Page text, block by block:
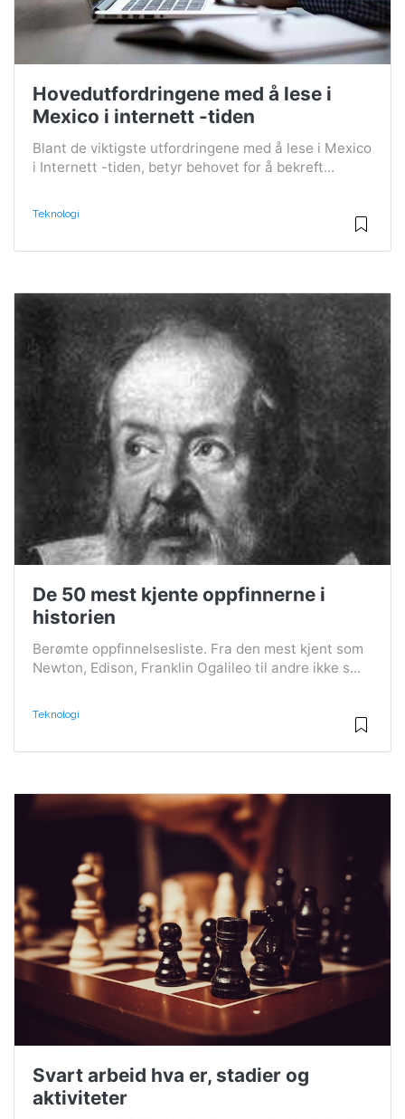
Hovedutfordringene med å lese i
Mexico i internett -tiden
Blant de viktigste utfordringene med å lese i Mexico
i Internett -tiden, betyr behovet for å bekreft...
Teknologi
De 50 mest kjente oppfinnerne i
historien
Berømte oppfinnelsesliste. Fra den mest kjent som
Newton, Edison, Franklin Ogalileo til andre ikke s...
Teknologi
Svart arbeid hva er, stadier og
aktiviteter